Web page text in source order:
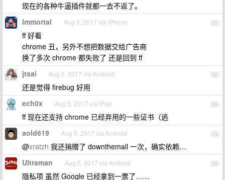
现在的各种牛逼插件就都一去不返了。
21
lmmortal Aug 5, 2017 via iPhone
ff 好看
chrome 丑，另外不想把数据交给广告商
换了多次 chrome 都失败了 还是回到 ff
22
jtsai Aug 5, 2017 via Android
还是觉得 firebug 好用
23
ech0x Aug 5, 2017 via iPad
ff 现在还支持 chrome 已经弃用的一些证书（逃
24
aold619 Aug 5, 2017 via Android
@xratzh 我还捐赠了 downthemall 一次，确实依赖…
25
Ultraman Aug 5, 2017 via Android
隐私项 虽然 Google 已经拿到一票了……